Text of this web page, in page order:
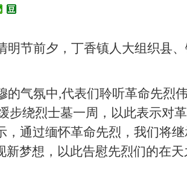
明节前夕，丁香镇人大组织县
的气氛中,代表们聆听革命先烈
步绕烈士墓一周，以此表示对
，通过缅怀革命先烈，我们将
新梦想，以此告慰先烈们的在天